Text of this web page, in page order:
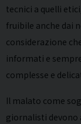
tecnici a quelli
fruibile anche dai
considerazione
informati e
complesse e
Il malato come
giornalisti